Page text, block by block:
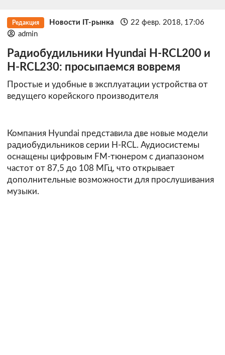
Редакция Новости IT-рынка
22 февр. 2018, 17:06
admin
Радиобудильники Hyundai H-RCL200 и
H-RCL230: просыпаемся вовремя
Простые и удобные в эксплуатации устройства от
ведущего корейского производителя
Компания Hyundai представила две новые модели
радиобудильников серии H-RCL. Аудиосистемы
оснащены цифровым FM-тюнером с диапазоном
частот от 87,5 до 108 МГц, что открывает
дополнительные возможности для прослушивания
музыки.